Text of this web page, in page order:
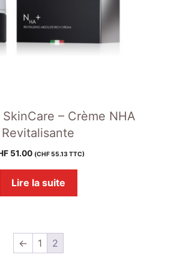
– Crème NHA
Revitalisante
51.00 (CHF55.13 TTC)
Lire la suite
← 1 2